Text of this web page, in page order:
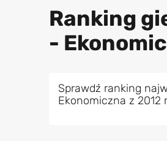
Ranking
-
Sprawdź ranking
Ekonomiczna z 2012